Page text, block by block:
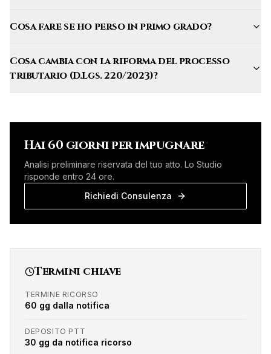
Cosa fare se ho perso in primo grado?
Cosa cambia con la riforma del processo
tributario (D.Lgs. 220/2023)?
Hai 60 giorni per impugnare
Analisi preliminare riservata del tuo atto. Lo Studio
risponde entro 24 ore.
Richiedi Consulenza
Termini chiave
TERMINE RICORSO
60 gg dalla notifica
DEPOSITO PTT
30 gg da notifica ricorso